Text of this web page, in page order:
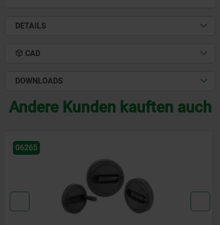
DETAILS
CAD
DOWNLOADS
Andere Kunden kauften auch
06288